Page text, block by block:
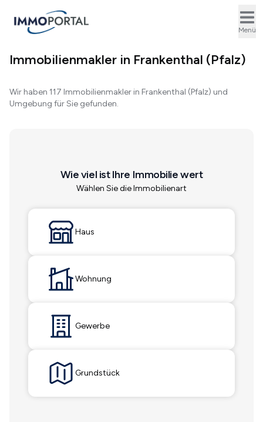
Menü
Immobilienmakler in Frankenthal (Pfalz)
Wir haben 117 Immobilienmakler in Frankenthal (Pfalz) und
Umgebung für Sie gefunden.
Wie viel ist Ihre Immobilie wert
Wählen Sie die Immobilienart
Haus
Wohnung
Gewerbe
Grundstück